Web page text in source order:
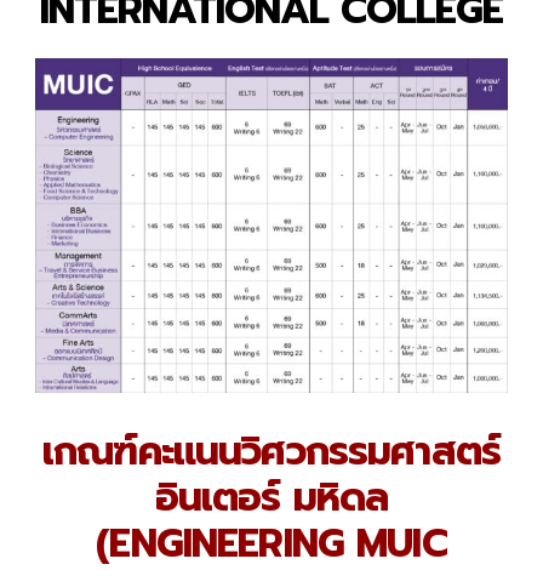
เกณฑ์คะแนนวิศวกรรมศาสตร์
อินเตอร์ มหิดล
(ENGINEERING MUIC